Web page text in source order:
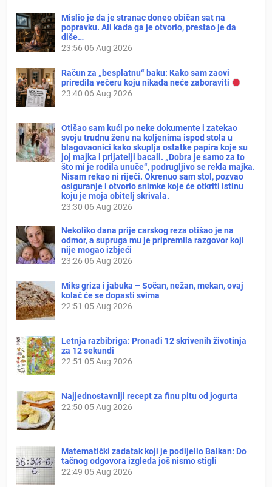
Mislio je da je stranac doneo običan sat na
popravku. Ali kada ga je otvorio, prestao je da
diše…
23:56 06 Aug 2026
Račun za „besplatnu“ baku: Kako sam zaovi
priredila večeru koju nikada neće zaboraviti
23:40 06 Aug 2026
Otišao sam kući po neke dokumente i zatekao
svoju trudnu ženu na koljenima ispod stola u
blagovaonici kako skuplja ostatke papira koje su
joj majka i prijatelji bacali. „Dobra je samo za to
što mi je rodila unuče“, podrugljivo se rekla majka.
Nisam rekao ni riječi. Okrenuo sam stol, pozvao
osiguranje i otvorio snimke koje će otkriti istinu
koju je moja obitelj skrivala.
23:30 06 Aug 2026
Nekoliko dana prije carskog reza otišao je na
odmor, a supruga mu je pripremila razgovor koji
nije mogao izbjeći
23:26 06 Aug 2026
Miks griza i jabuka – Sočan, nežan, mekan, ovaj
kolač će se dopasti svima
22:51 05 Aug 2026
Letnja razbibriga: Pronađi 12 skrivenih životinja
za 12 sekundi
22:51 05 Aug 2026
Najjednostavniji recept za finu pitu od jogurta
22:50 05 Aug 2026
Matematički zadatak koji je podijelio Balkan: Do
tačnog odgovora izgleda još nismo stigli
22:49 05 Aug 2026